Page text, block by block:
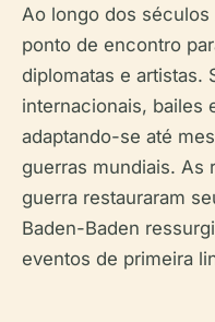
Ao longo dos séculos
ponto de encontro
diplomatas e artistas.
internacionais, bailes
adaptando-se até
guerras mundiais. As
guerra restauraram
Baden-Baden
eventos de primeira